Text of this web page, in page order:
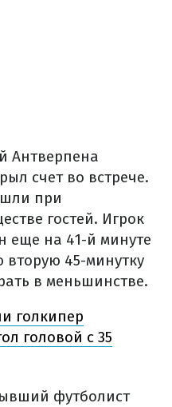
Антверпена
счет во встрече.
при
гостей. Игрок
еще на 41-й минуте
вторую 45-минутку
в меньшинстве.
голкипер
головой с 35
футболист